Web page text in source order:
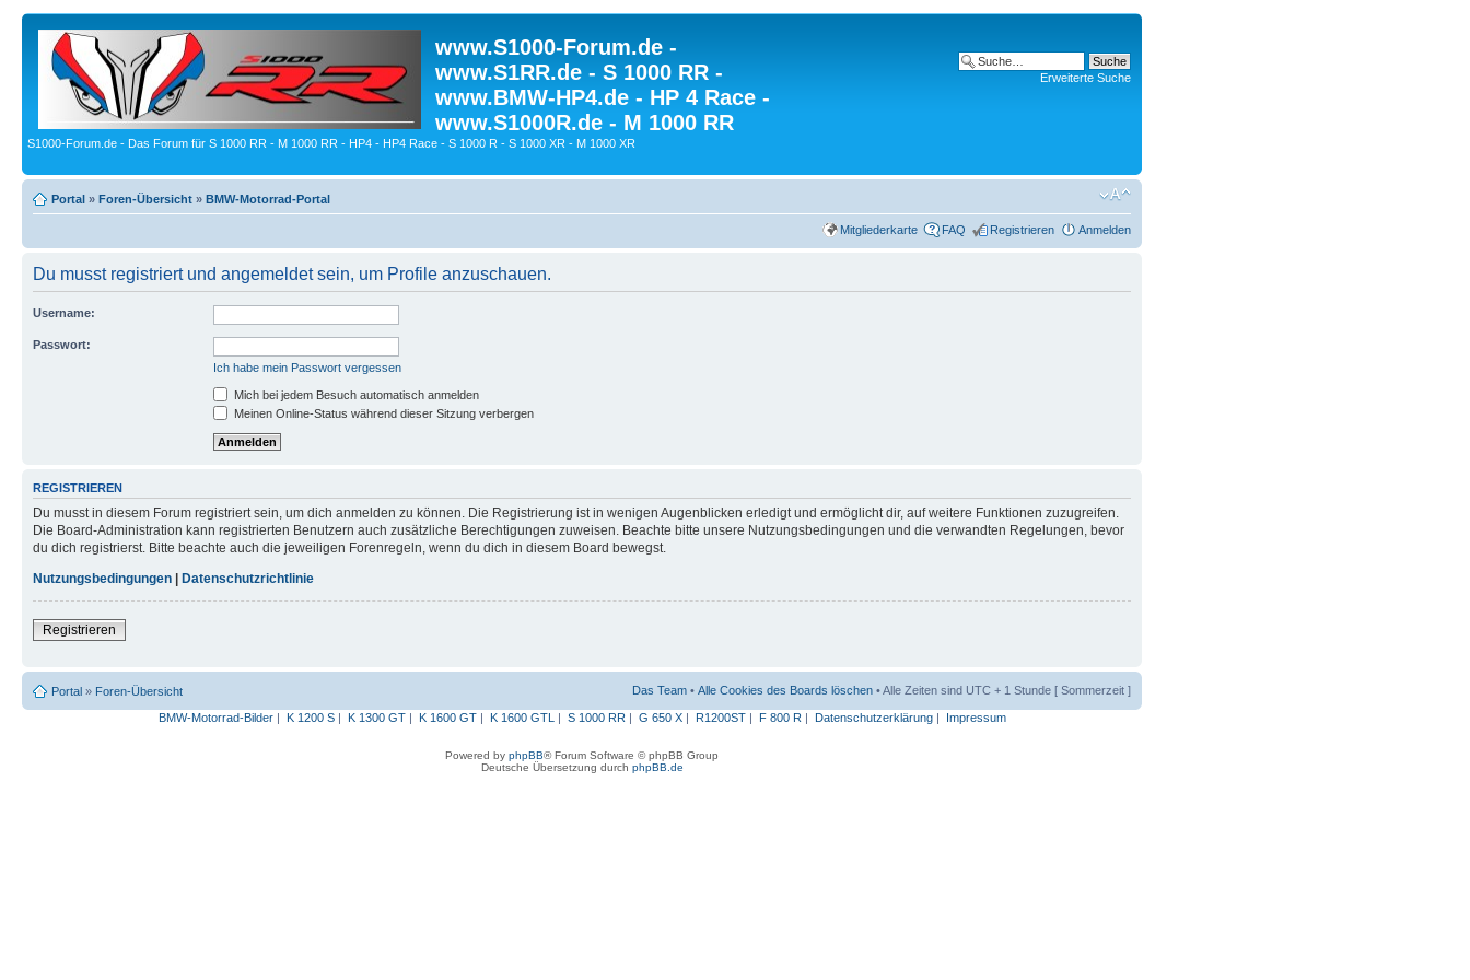
www.S1000-Forum.de -
www.S1RR.de - S 1000 RR -
www.BMW-HP4.de - HP 4 Race -
www.S1000R.de - M 1000 RR
S1000-Forum.de - Das Forum für S 1000 RR - M 1000 RR - HP4 - HP4 Race - S 1000 R - S 1000 XR - M 1000 XR
Erweiterte Suche
Portal » Foren-Übersicht » BMW-Motorrad-Portal
Mitgliederkarte FAQ Registrieren Anmelden
Du musst registriert und angemeldet sein, um Profile anzuschauen.
Username:
Passwort:
Ich habe mein Passwort vergessen
Mich bei jedem Besuch automatisch anmelden
Meinen Online-Status während dieser Sitzung verbergen
REGISTRIEREN
Du musst in diesem Forum registriert sein, um dich anmelden zu können. Die Registrierung ist in wenigen Augenblicken erledigt und ermöglicht dir, auf weitere Funktionen zuzugreifen.
Die Board-Administration kann registrierten Benutzern auch zusätzliche Berechtigungen zuweisen. Beachte bitte unsere Nutzungsbedingungen und die verwandten Regelungen, bevor
du dich registrierst. Bitte beachte auch die jeweiligen Forenregeln, wenn du dich in diesem Board bewegst.
Nutzungsbedingungen
Datenschutzrichtlinie
Registrieren
Portal » Foren-Übersicht Das Team • Alle Cookies des Boards löschen • Alle Zeiten sind UTC + 1 Stunde [ Sommerzeit ]
BMW-Motorrad-Bilder| K 1200 S| K 1300 GT| K 1600 GT| K 1600 GTL | S 1000 RR | G 650 X| R1200ST| F 800 R | Datenschutzerklärung| Impressum
Powered by phpBB® Forum Software © phpBB Group
Deutsche Übersetzung durch phpBB.de